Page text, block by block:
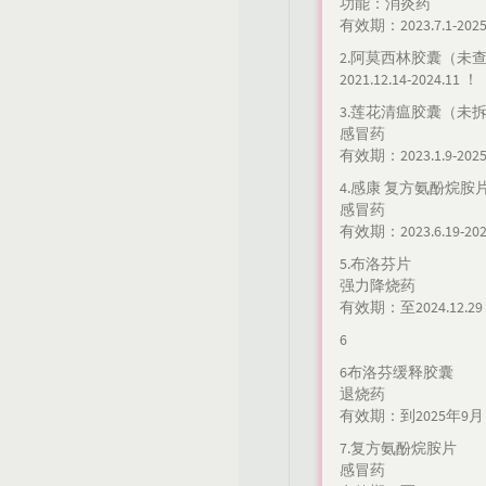
有效期：2023.7.1-
2.阿莫西林胶囊（未查
2021.12.14-2024.11 ！
3.莲花清瘟胶囊（未拆
感冒药
有效期：2023.1.9-
4.感康 复方氨酚烷胺
感冒药
有效期：2023.6.19-
5.布洛芬片
强力降烧药
有效期：至2024.12.29
6
6布洛芬缓释胶囊
退烧药
有效期：到2025年9月
7.复方氨酚烷胺片
感冒药